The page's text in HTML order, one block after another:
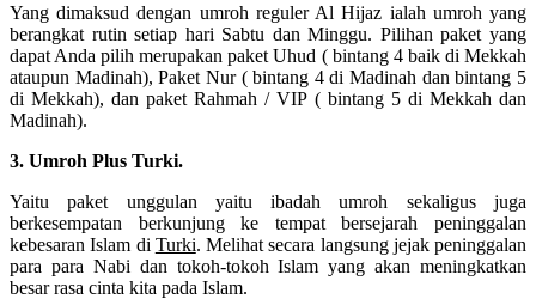
Yang dimaksud dengan umroh reguler Al Hijaz ialah umroh yang
berangkat rutin setiap hari Sabtu dan Minggu. Pilihan paket yang
dapat Anda pilih merupakan paket Uhud ( bintang 4 baik di Mekkah
ataupun Madinah), Paket Nur ( bintang 4 di Madinah dan bintang 5
di Mekkah), dan paket Rahmah / VIP ( bintang 5 di Mekkah dan
Madinah).
3. Umroh Plus Turki.
Yaitu paket unggulan yaitu ibadah umroh sekaligus juga
berkesempatan berkunjung ke tempat bersejarah peninggalan
kebesaran Islam di Turki. Melihat secara langsung jejak peninggalan
para para Nabi dan tokoh-tokoh Islam yang akan meningkatkan
besar rasa cinta kita pada Islam.